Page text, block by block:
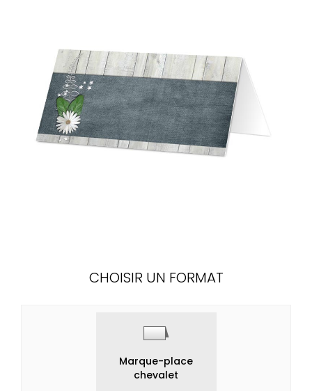
CHOISIR UN FORMAT
Marque-place
chevalet